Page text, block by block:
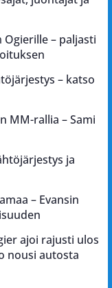
Ogierille – paljasti
– katso
MM-rallia – Sami
ja
– Evansin
ajoi rajusti ulos
nousi autosta